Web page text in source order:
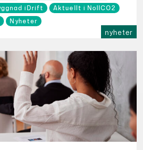
nyheter
iDrift
Aktuellt i NollCO2
Nyheter